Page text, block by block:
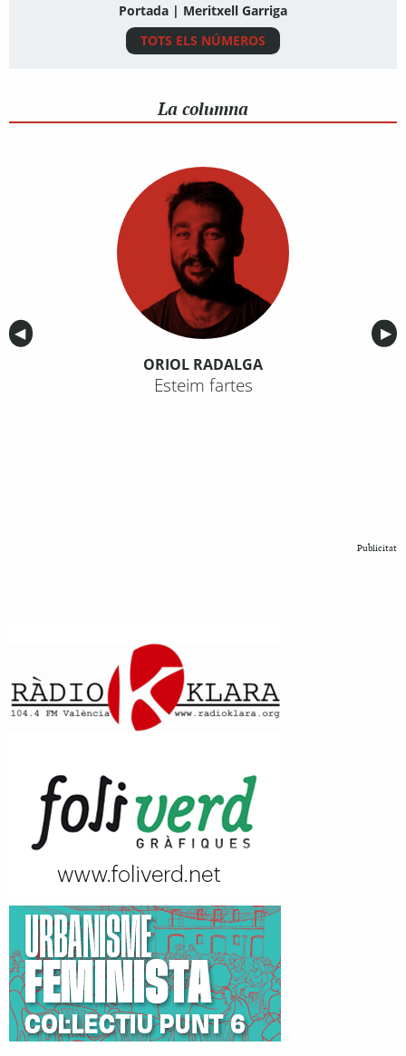
Portada | Meritxell Garriga
TOTS ELS NÚMEROS
La columna
Anterior
◀︎ ▶︎
ORIOL RADALGA
Esteim fartes
Publicitat